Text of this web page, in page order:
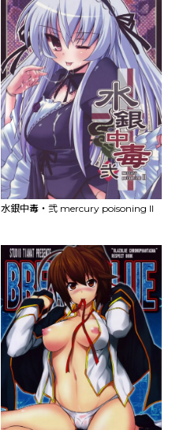
水銀中毒・弐 mercury poisoning II